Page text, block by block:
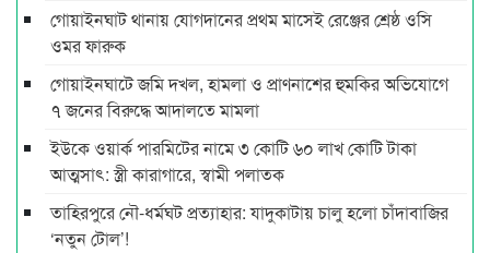
গোয়াইনঘাট থানায় যোগদানের প্রথম মাসেই রেঞ্জের শ্রেষ্ঠ ওসি
ওমর ফারুক
গোয়াইনঘাটে জমি দখল, হামলা ও প্রাণনাশের হুমকির অভিযোগে
৭ জনের বিরুদ্ধে আদালতে মামলা
ইউকে ওয়ার্ক পারমিটের নামে ৩ কোটি ৬০ লাখ কোটি টাকা
আত্মসাৎ: স্ত্রী কারাগারে, স্বামী পলাতক
তাহিরপুরে নৌ-ধর্মঘট প্রত্যাহার: যাদুকাটায় চালু হলো চাঁদাবাজির
‘নতুন টোল’!